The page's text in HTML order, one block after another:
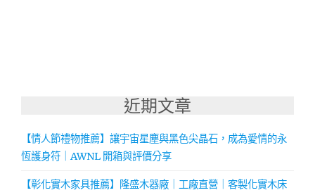
近期文章
【情人節禮物推薦】讓宇宙星塵與黑色尖晶石，成為愛情的永
恆護身符｜AWNL 開箱與評價分享
【彰化實木家具推薦】隆盛木器廠｜工廠直營｜客製化實木床